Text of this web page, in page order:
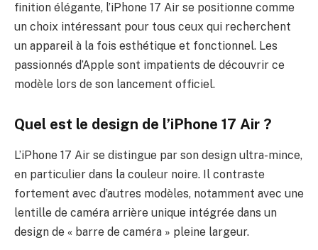
finition élégante, l’iPhone 17 Air se positionne comme
un choix intéressant pour tous ceux qui recherchent
un appareil à la fois esthétique et fonctionnel. Les
passionnés d’Apple sont impatients de découvrir ce
modèle lors de son lancement officiel.
Quel est le design de l’iPhone 17 Air ?
L’iPhone 17 Air se distingue par son design ultra-mince,
en particulier dans la couleur noire. Il contraste
fortement avec d’autres modèles, notamment avec une
lentille de caméra arrière unique intégrée dans un
design de « barre de caméra » pleine largeur.